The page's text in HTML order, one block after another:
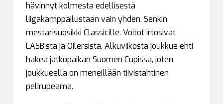
hävinnyt kolmesta edellisestä
liigakamppailustaan vain yhden. Senkin
mestarisuosikki Classicille. Voitot irtosivat
LASB:sta ja Oilersista. Alkuviikosta joukkue ehti
hakea jatkopaikan Suomen Cupissa, joten
joukkueella on meneillään tiivistahtinen
pelirupeama.